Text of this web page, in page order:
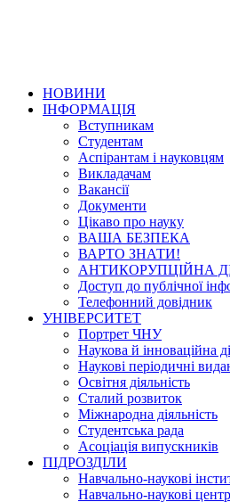
НОВИНИ
ІНФОРМАЦІЯ
Вступникам
Студентам
Аспірантам і науковцям
Викладачам
Вакансії
Документи
Цікаво про науку
ВАША БЕЗПЕКА
ВАРТО ЗНАТИ!
АНТИКОРУПЦІЙНА
Доступ до публічної
Телефонний довідник
УНІВЕРСИТЕТ
Портрет ЧНУ
Наукова й інноваційна
Наукові періодичні
Освітня діяльність
Сталий розвиток
Міжнародна діяльність
Студентська рада
Асоціація випускників
ПІДРОЗДІЛИ
Навчально-наукові
Навчально-наукові